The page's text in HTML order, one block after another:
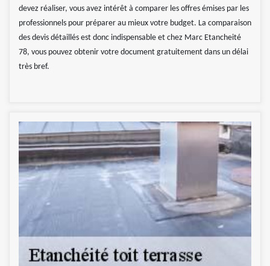
devez réaliser, vous avez intérêt à comparer les offres émises par les
professionnels pour préparer au mieux votre budget. La comparaison
des devis détaillés est donc indispensable et chez Marc Etancheité
78, vous pouvez obtenir votre document gratuitement dans un délai
très bref.